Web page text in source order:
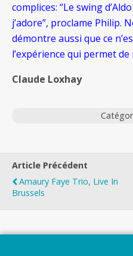
complices: “Le swing
j’adore”, proclame Philip.
démontre aussi que ce
l’expérience qui permet
Claude Loxhay
Article Précédent
Amaury Faye Trio, Live In
Brussels